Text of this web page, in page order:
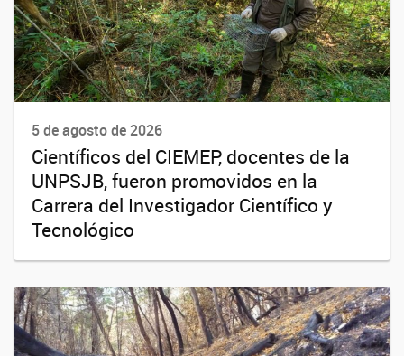
5 de agosto de 2026
Científicos del CIEMEP, docentes de la
UNPSJB, fueron promovidos en la
Carrera del Investigador Científico y
Tecnológico